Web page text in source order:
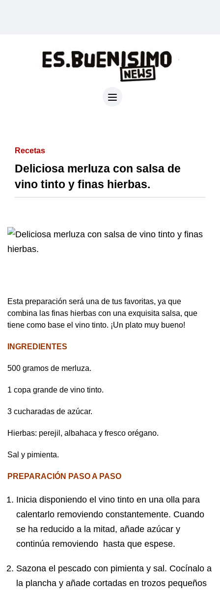
Recetas
Deliciosa merluza con salsa de
vino tinto y finas hierbas.
Esta preparación será una de tus favoritas, ya que
combina las finas hierbas con una exquisita salsa, que
tiene como base el vino tinto. ¡Un plato muy bueno!
INGREDIENTES
500 gramos de merluza.
1 copa grande de vino tinto.
3 cucharadas de azúcar.
Hierbas: perejil, albahaca y fresco orégano.
Sal y pimienta.
PREPARACIÓN PASO A PASO
Inicia disponiendo el vino tinto en una olla para
calentarlo removiendo constantemente. Cuando
se ha reducido a la mitad, añade azúcar y
continúa removiendo hasta que espese.
Sazona el pescado con pimienta y sal. Cocínalo a
la plancha y añade cortadas en trozos pequeños